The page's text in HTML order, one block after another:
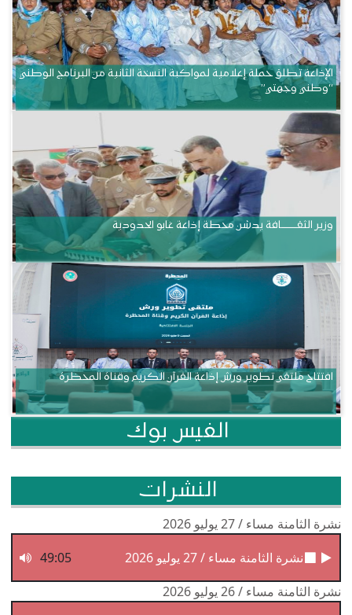
الإذاعة تطلق حملة إعلامية لمواكبة النسخة الثانية من البرنامج الوطني
“وطني وجهتي”
وزير الثقــــــــــافة يدشن محطة إذاعة غابو الحدودية
افتتاح ملتقى تطوير ورش إذاعة القرآن الكريم وقناة المحظرة
الفيس بوك
النشرات
نشرة الثامنة مساء / 27 يوليو 2026
نشرة الثامنة مساء / 27 يوليو 2026
49:05
نشرة الثامنة مساء / 26 يوليو 2026